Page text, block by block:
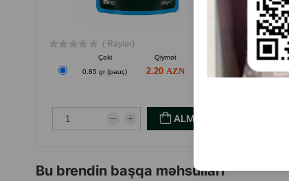
( Rəylər)
Çəki Qiymət
0.85 gr (pauç)
2.20
ALMAQ
Bu brendin başqa məhsulları